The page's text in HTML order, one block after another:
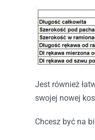
Jest również
swojej nowej
Chcesz być na